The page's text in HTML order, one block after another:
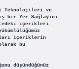
Teknolojileri ve
bir Yer Sağlayıcı
içerikleri
içeriklerin
bu
düşündüğünüz